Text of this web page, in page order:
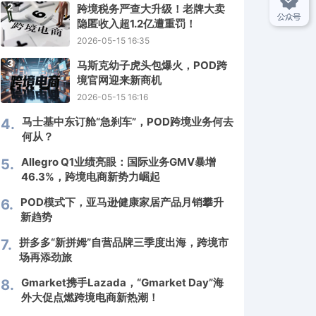
2
跨境税务严查大升级！老牌大卖
隐匿收入超1.2亿遭重罚！
2026-05-15 16:35
3
马斯克幼子虎头包爆火，POD跨
境官网迎来新商机
2026-05-15 16:16
4. 马士基中东订舱“急刹车”，POD跨境业务何去
何从？
5. Allegro Q1业绩亮眼：国际业务GMV暴增
46.3%，跨境电商新势力崛起
6.
POD模式下，亚马逊健康家居产品月销攀升
新趋势
7. 拼多多“新拼姆”自营品牌三季度出海，跨境市
场再添劲旅
8. Gmarket携手Lazada，“Gmarket Day”海
外大促点燃跨境电商新热潮！